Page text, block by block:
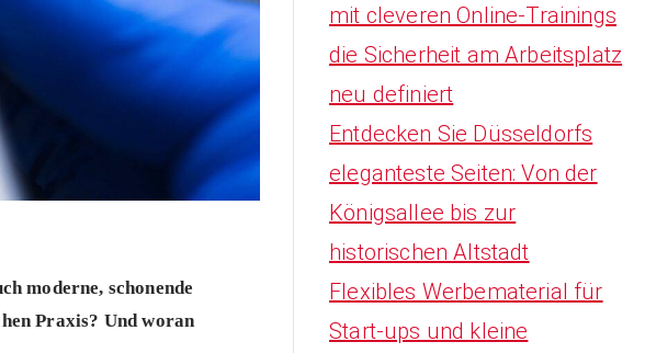
moderne, schonende
Praxis? Und woran
mit cleveren Online-Trainings
die Sicherheit am Arbeitsplatz
neu definiert
Entdecken Sie Düsseldorfs
eleganteste Seiten: Von der
Königsallee bis zur
historischen Altstadt
Flexibles Werbematerial für
Start-ups und kleine